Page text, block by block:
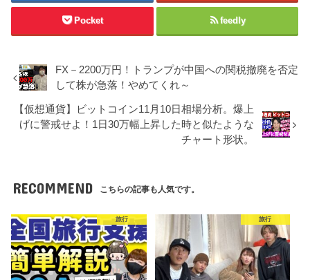
Pocket feedly
FX－2200万円！トランプが中国への関税撤廃を否定
して株が急落！やめてくれ～
【仮想通貨】ビットコイン11月10日相場分析。爆上
げに警戒せよ！1日30万幅上昇した時と似たような
チャート形状。
RECOMMEND こちらの記事も人気です。
旅行 旅行